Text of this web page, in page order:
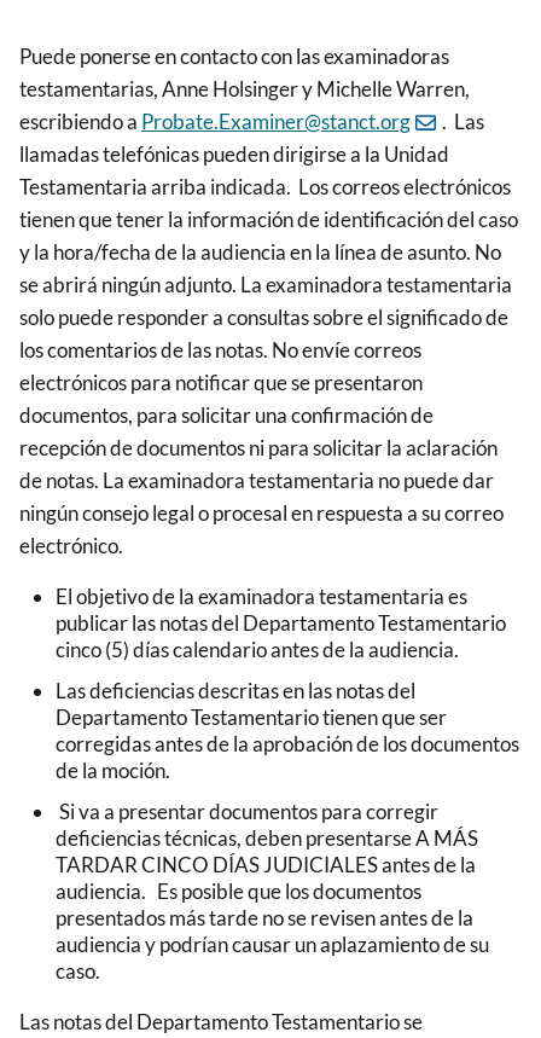
Puede ponerse en contacto con las examinadoras
testamentarias, Anne Holsinger y Michelle Warren,
escribiendo a Probate.Examiner@stanct.org
. Las
llamadas telefónicas pueden dirigirse a la Unidad
Testamentaria arriba indicada. Los correos electrónicos
tienen que tener la información de identificación del caso
y la hora/fecha de la audiencia en la línea de asunto. No
se abrirá ningún adjunto. La examinadora testamentaria
solo puede responder a consultas sobre el significado de
los comentarios de las notas. No envíe correos
electrónicos para notificar que se presentaron
documentos, para solicitar una confirmación de
recepción de documentos ni para solicitar la aclaración
de notas. La examinadora testamentaria no puede dar
ningún consejo legal o procesal en respuesta a su correo
electrónico.
El objetivo de la examinadora testamentaria es
publicar las notas del Departamento Testamentario
cinco (5) días calendario antes de la audiencia.
Las deficiencias descritas en las notas del
Departamento Testamentario tienen que ser
corregidas antes de la aprobación de los documentos
de la moción.
Si va a presentar documentos para corregir
deficiencias técnicas, deben presentarse A MÁS
TARDAR CINCO DÍAS JUDICIALES antes de la
audiencia. Es posible que los documentos
presentados más tarde no se revisen antes de la
audiencia y podrían causar un aplazamiento de su
caso.
Las notas del Departamento Testamentario se